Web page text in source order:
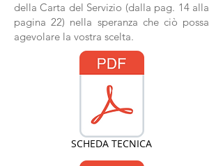
della Carta del Servizio (dalla pag. 14 alla
pagina 22) nella speranza che ciò possa
agevolare la vostra scelta.
SCHEDA TECNICA